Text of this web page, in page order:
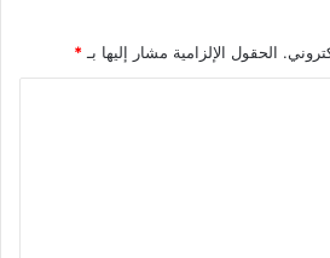
الحقول الإلزامية مشار إليها بـ*